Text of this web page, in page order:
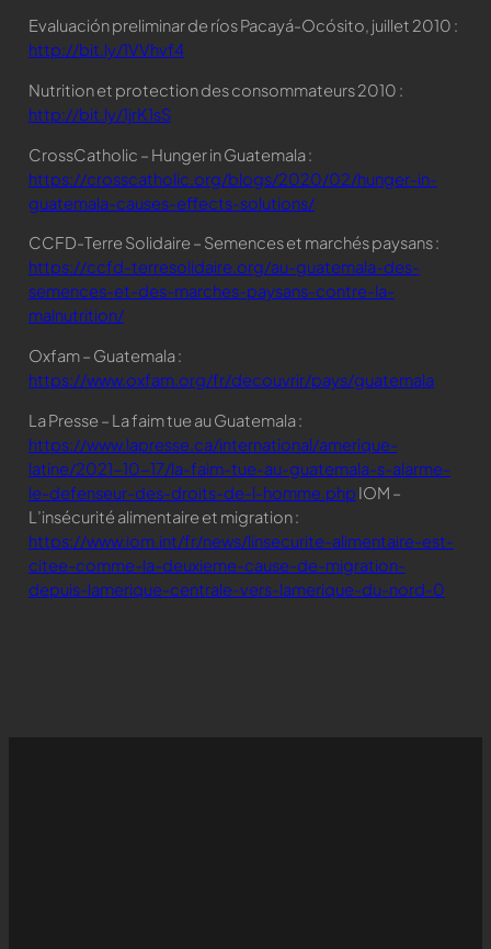
Evaluación preliminar de ríos Pacayá-Ocósito, juillet 2010 :
http://bit.ly/1VVhvf4
Nutrition et protection des consommateurs 2010 :
http://bit.ly/1jrK1sS
CrossCatholic – Hunger in Guatemala :
https://crosscatholic.org/blogs/2020/02/hunger-in-
guatemala-causes-effects-solutions/
CCFD-Terre Solidaire – Semences et marchés paysans :
https://ccfd-terresolidaire.org/au-guatemala-des-
semences-et-des-marches-paysans-contre-la-
malnutrition/
Oxfam – Guatemala :
https://www.oxfam.org/fr/decouvrir/pays/guatemala
La Presse – La faim tue au Guatemala :
https://www.lapresse.ca/international/amerique-
latine/2021-10-17/la-faim-tue-au-guatemala-s-alarme-
le-defenseur-des-droits-de-l-homme.php IOM –
L’insécurité alimentaire et migration :
https://www.iom.int/fr/news/linsecurite-alimentaire-est-
citee-comme-la-deuxieme-cause-de-migration-
depuis-lamerique-centrale-vers-lamerique-du-nord-0